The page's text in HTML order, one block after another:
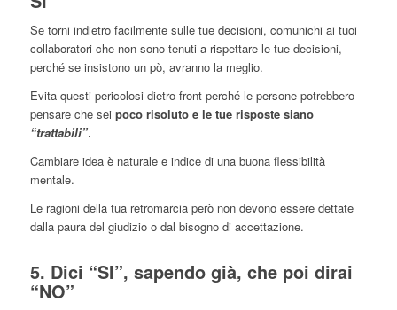
Se torni indietro facilmente sulle tue decisioni, comunichi ai tuoi
collaboratori che non sono tenuti a rispettare le tue decisioni,
perché se insistono un pò, avranno la meglio.
Evita questi pericolosi dietro-front perché le persone potrebbero
pensare che sei poco risoluto e le tue risposte siano
“trattabili”.
Cambiare idea è naturale e indice di una buona flessibilità
mentale.
Le ragioni della tua retromarcia però non devono essere dettate
dalla paura del giudizio o dal bisogno di accettazione.
5. Dici “SI”, sapendo già, che poi dirai
“NO”